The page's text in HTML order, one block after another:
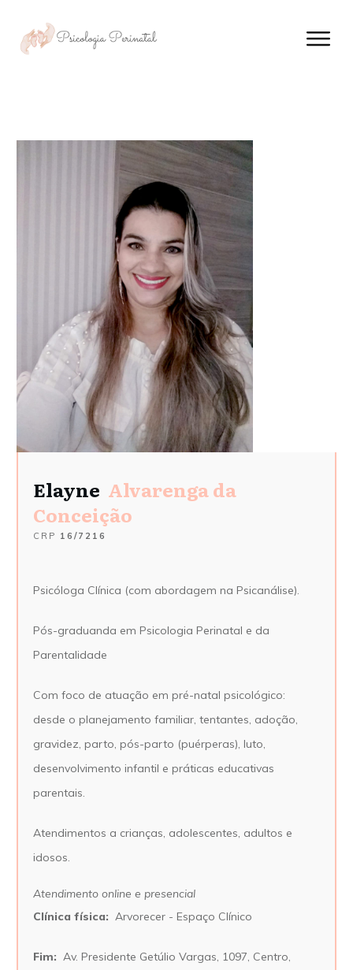
Elayne Alvarenga da
Conceição
CRP 16/7216
Psicóloga Clínica (com abordagem na Psicanálise).
Pós-graduanda em Psicologia Perinatal e da
Parentalidade
Com foco de atuação em pré-natal psicológico:
desde o planejamento familiar, tentantes, adoção,
gravidez, parto, pós-parto (puérperas), luto,
desenvolvimento infantil e práticas educativas
parentais.
Atendimentos a crianças, adolescentes, adultos e
idosos.
Atendimento online e presencial
Clínica física: Arvorecer - Espaço Clínico
Fim: Av. Presidente Getúlio Vargas, 1097, Centro,